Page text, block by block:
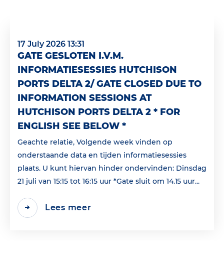
17 July 2026 13:31
GATE GESLOTEN I.V.M.
INFORMATIESESSIES HUTCHISON
PORTS DELTA 2/ GATE CLOSED DUE TO
INFORMATION SESSIONS AT
HUTCHISON PORTS DELTA 2 * FOR
ENGLISH SEE BELOW *
Geachte relatie, Volgende week vinden op
onderstaande data en tijden informatiesessies
plaats. U kunt hiervan hinder ondervinden: Dinsdag
21 juli van 15:15 tot 16:15 uur *Gate sluit om 14.15 uur...
Lees meer